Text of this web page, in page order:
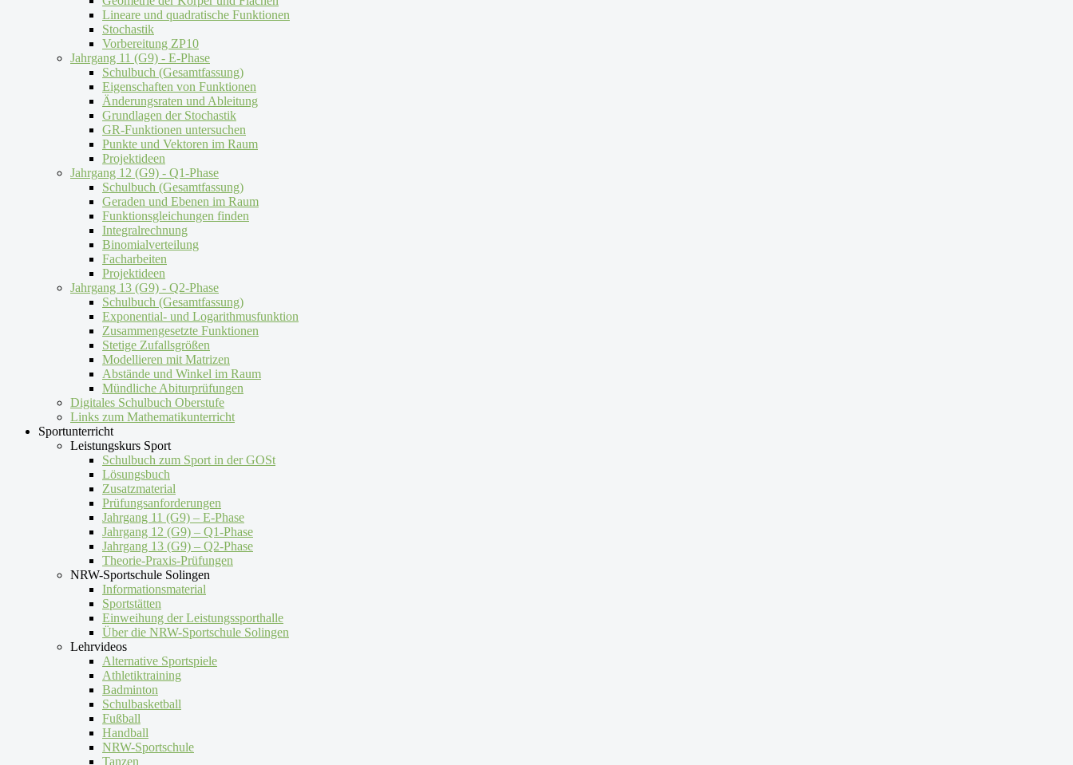
Lineare und quadratische Funktionen
Stochastik
Vorbereitung ZP10
Jahrgang 11 (G9) - E-Phase
Schulbuch (Gesamtfassung)
Eigenschaften von Funktionen
Änderungsraten und Ableitung
Grundlagen der Stochastik
GR-Funktionen untersuchen
Punkte und Vektoren im Raum
Projektideen
Jahrgang 12 (G9) - Q1-Phase
Schulbuch (Gesamtfassung)
Geraden und Ebenen im Raum
Funktionsgleichungen finden
Integralrechnung
Binomialverteilung
Facharbeiten
Projektideen
Jahrgang 13 (G9) - Q2-Phase
Schulbuch (Gesamtfassung)
Exponential- und Logarithmusfunktion
Zusammengesetzte Funktionen
Stetige Zufallsgrößen
Modellieren mit Matrizen
Abstände und Winkel im Raum
Mündliche Abiturprüfungen
Digitales Schulbuch Oberstufe
Links zum Mathematikunterricht
Sportunterricht
Leistungskurs Sport
Schulbuch zum Sport in der GOSt
Lösungsbuch
Zusatzmaterial
Prüfungsanforderungen
Jahrgang 11 (G9) – E-Phase
Jahrgang 12 (G9) – Q1-Phase
Jahrgang 13 (G9) – Q2-Phase
Theorie-Praxis-Prüfungen
NRW-Sportschule Solingen
Informationsmaterial
Sportstätten
Einweihung der Leistungssporthalle
Über die NRW-Sportschule Solingen
Lehrvideos
Alternative Sportspiele
Athletiktraining
Badminton
Schulbasketball
Fußball
Handball
NRW-Sportschule
Tanzen